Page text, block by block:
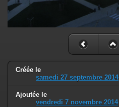
Créée le
samedi 27 septembre 2014
Ajoutée le
vendredi 7 novembre 2014